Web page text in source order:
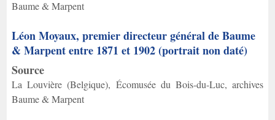
Baume & Marpent
Léon Moyaux, premier directeur général de Baume
& Marpent entre 1871 et 1902 (portrait non daté)
Source
La Louvière (Belgique), Écomusée du Bois-du-Luc, archives
Baume & Marpent